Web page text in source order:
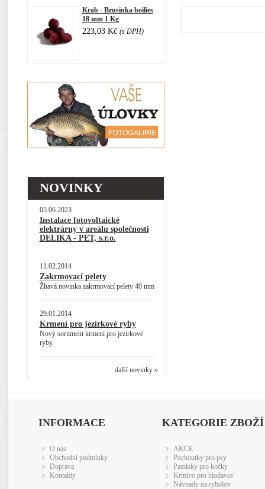
Krab - Brusinka boilies
18 mm 1 Kg
223,03 Kč (s DPH)
NOVINKY
05.06.2023
Instalace fotovoltaické
elektrárny v areálu společnosti
DELIKA - PET, s.r.o.
11.02.2014
Zakrmovací pelety
Žhavá novinka zakrmovací pelety 40 mm
29.01.2014
Krmení pro jezírkové ryby
Nový sortiment krmení pro jezírkové
ryby.
další novinky »
INFORMACE
O nás
Obchodní podmínky
Doprava
Kontakty
KATEGORIE ZBOŽÍ
AKCE
Pochoutky pro psy
Pamlsky pro kočky
Krmivo pro hlodavce
Návnady na rybolov